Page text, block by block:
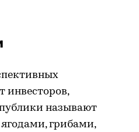
инвесторов,
называют
грибами,